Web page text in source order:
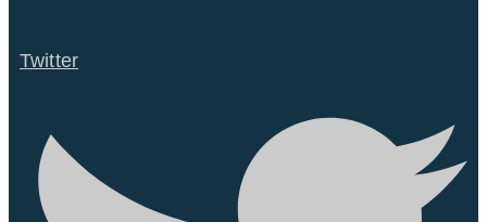
Twitter